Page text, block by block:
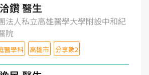
鑽 醫生
法人私立高雄醫學大學附設中和紀
院
醫學科 高雄市 分享數2